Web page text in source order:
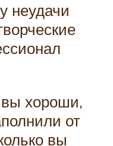
неудачи
вы хороши,
от
вы